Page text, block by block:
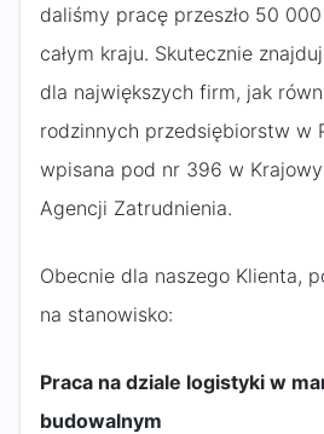
daliśmy pracę przeszło 50
całym kraju. Skutecznie
dla największych firm, jak
rodzinnych przedsiębiorstw w
wpisana pod nr 396 w
Agencji Zatrudnienia.
Obecnie dla naszego Klienta,
na stanowisko:
Praca na dziale logistyki w
budowalnym